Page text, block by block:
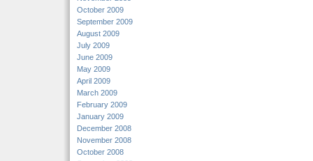
October 2009
September 2009
August 2009
July 2009
June 2009
May 2009
April 2009
March 2009
February 2009
January 2009
December 2008
November 2008
October 2008